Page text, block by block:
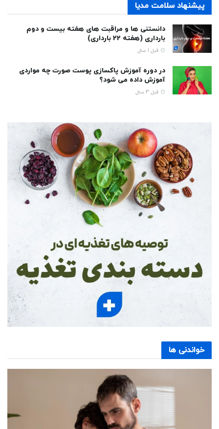
پیشنهاد سلامت مدیا
دانستنی ها و مراقبت های هفته بیست و دوم
بارداری (هفته 22 بارداری)
قبل 1 سال
در دوره آموزش پاکسازی پوست صورت چه مواردی
آموزش داده می شود؟
قبل 3 سال
خواندنی ها